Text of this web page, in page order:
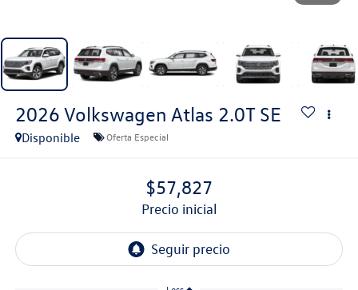
2026 Volkswagen Atlas 2.0T SE
Disponible Oferta Especial
$57,827
precio inicial